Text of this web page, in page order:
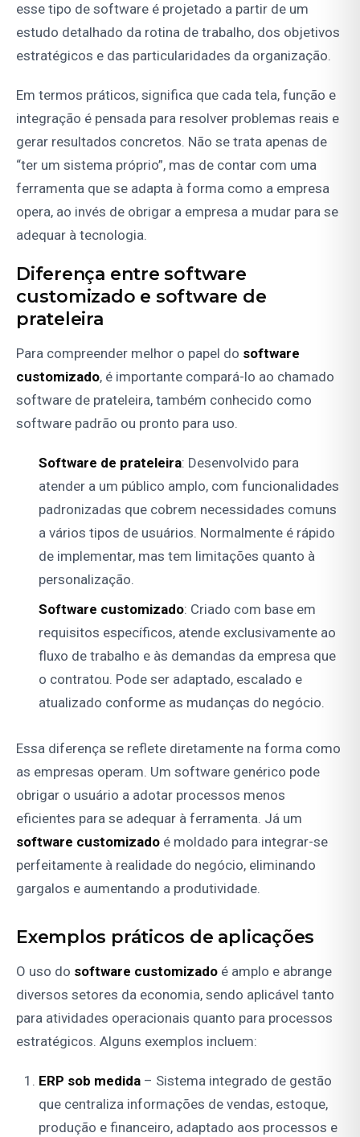
esse tipo de software é projetado a partir de um
estudo detalhado da rotina de trabalho, dos objetivos
estratégicos e das particularidades da organização.
Em termos práticos, significa que cada tela, função e
integração é pensada para resolver problemas reais e
gerar resultados concretos. Não se trata apenas de
“ter um sistema próprio”, mas de contar com uma
ferramenta que se adapta à forma como a empresa
opera, ao invés de obrigar a empresa a mudar para se
adequar à tecnologia.
Diferença entre software
customizado e software de
prateleira
Para compreender melhor o papel do software
customizado, é importante compará-lo ao chamado
software de prateleira, também conhecido como
software padrão ou pronto para uso.
Software de prateleira: Desenvolvido para
atender a um público amplo, com funcionalidades
padronizadas que cobrem necessidades comuns
a vários tipos de usuários. Normalmente é rápido
de implementar, mas tem limitações quanto à
personalização.
Software customizado: Criado com base em
requisitos específicos, atende exclusivamente ao
fluxo de trabalho e às demandas da empresa que
o contratou. Pode ser adaptado, escalado e
atualizado conforme as mudanças do negócio.
Essa diferença se reflete diretamente na forma como
as empresas operam. Um software genérico pode
obrigar o usuário a adotar processos menos
eficientes para se adequar à ferramenta. Já um
software customizado é moldado para integrar-se
perfeitamente à realidade do negócio, eliminando
gargalos e aumentando a produtividade.
Exemplos práticos de aplicações
O uso do software customizado é amplo e abrange
diversos setores da economia, sendo aplicável tanto
para atividades operacionais quanto para processos
estratégicos. Alguns exemplos incluem:
ERP sob medida – Sistema integrado de gestão
que centraliza informações de vendas, estoque,
produção e financeiro, adaptado aos processos e